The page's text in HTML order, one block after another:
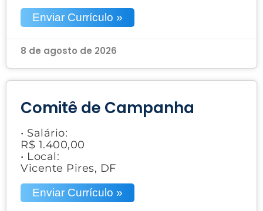
Enviar Currículo »
8 de agosto de 2026
Comitê de Campanha
• Salário:
R$ 1.400,00
• Local:
Vicente Pires, DF
Enviar Currículo »